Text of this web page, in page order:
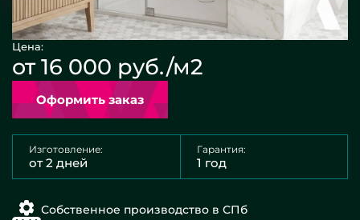
Цена:
от 16 000 руб./м2
Оформить заказ
Изготовление:
от 2 дней
Гарантия:
1 год
Собственное производство в СПб